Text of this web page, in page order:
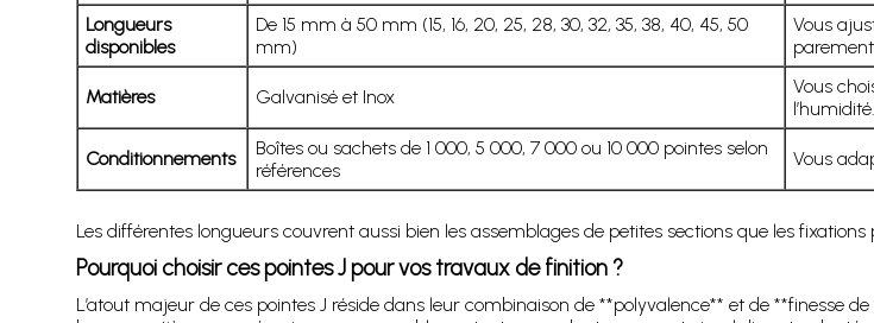
Longueurs
disponibles
De 15 mm à 50 mm (15, 16, 20, 25, 28, 30, 32, 35, 38, 40, 45, 50
mm)
Vous
Matières Galvanisé et Inox
Vous
l’humidité.
Conditionnements
Boîtes ou sachets de 1 000, 5 000, 7 000 ou 10 000 pointes selon
références
Vous
Les différentes longueurs couvrent aussi bien les assemblages de petites sections que les
Pourquoi choisir ces pointes J pour vos travaux de finition ?
L’atout majeur de ces pointes J réside dans leur combinaison de **polyvalence** et de **finesse